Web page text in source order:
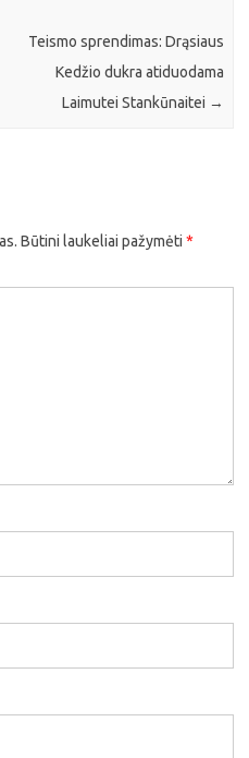
Teismo sprendimas: Drąsiaus
Kedžio dukra atiduodama
Laimutei Stankūnaitei →
Būtini laukeliai pažymėti *